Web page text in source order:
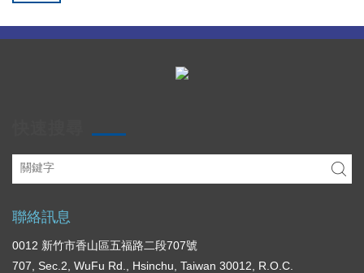
聯絡訊息
0012 新竹市香山區五福路二段707號
707, Sec.2, WuFu Rd., Hsinchu, Taiwan 30012, R.O.C.